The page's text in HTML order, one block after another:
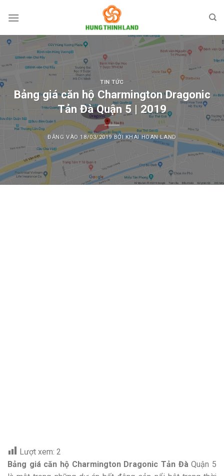
qua
dung
TIN TỨC
Bảng giá căn hộ Charmington Dragonic
Tản Đà Quận 5 | 2019
ĐĂNG VÀO 18/03/2019 BỞIKHAI HOAN LAND
Lượt xem: 2
Bảng giá căn hộ Charmington Dragonic Tản ĐàQuận 5